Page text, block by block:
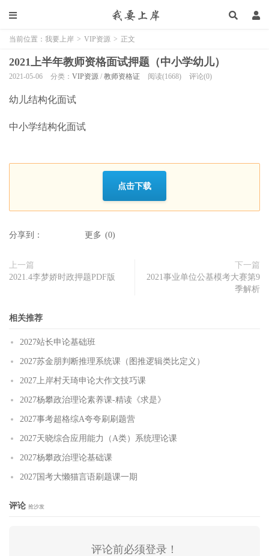
当前位置： 我要上岸 > VIP资源 > 正文
2021上半年教师资格面试押题（中小学幼儿）
2021-05-06 分类： VIP资源 / 教师资格证 阅读(1668) 评论(0)
幼儿结构化面试
中小学结构化面试
点击下载
分享到： 更多 (0)
上一篇
2021.4李梦娇时政押题PDF版
下一篇
2021事业单位公基模考大赛第9
季解析
相关推荐
2027站长申论基础班
2027苏金朋判断推理系统课（图推逻辑类比定义）
2027上岸村天琦申论大作文技巧课
2027杨攀政治理论素养课-精读《求是》
2027事考超格综A夸夸刷刷题营
2027天晓综合应用能力（A类）系统理论课
2027杨攀政治理论基础课
2027国考大懒猫言语刷题课一期
评论 抢沙发
评论前必须登录！